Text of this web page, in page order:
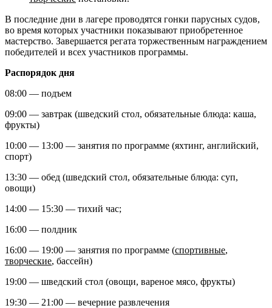
В последние дни в лагере проводятся гонки парусных судов,
во время которых участники показывают приобретенное
мастерство. Завершается регата торжественным награждением
победителей и всех участников программы.
Распорядок дня
08:00 — подъем
09:00 — завтрак (шведский стол, обязательные блюда: каша,
фрукты)
10:00 — 13:00 — занятия по программе (яхтинг, английский,
спорт)
13:30 — обед (шведский стол, обязательные блюда: суп,
овощи)
14:00 — 15:30 — тихий час;
16:00 — полдник
16:00 — 19:00 — занятия по программе (спортивные,
творческие, бассейн)
19:00 — шведский стол (овощи, вареное мясо, фрукты)
19:30 — 21:00 — вечерние развлечения